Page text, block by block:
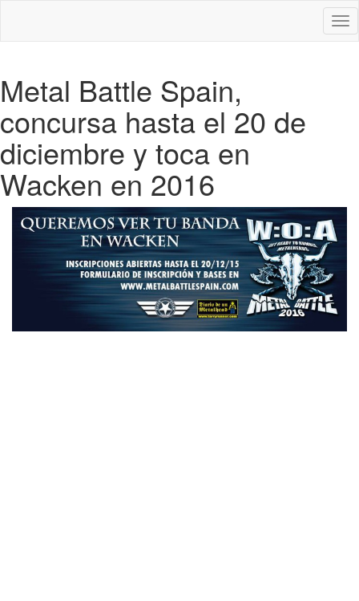
Metal Battle Spain,
concursa hasta el 20 de
diciembre y toca en
Wacken en 2016